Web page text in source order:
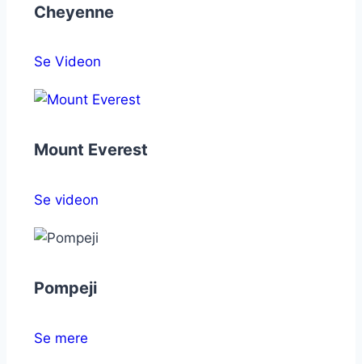
Cheyenne
Se Videon
Mount Everest
Se videon
Pompeji
Se mere